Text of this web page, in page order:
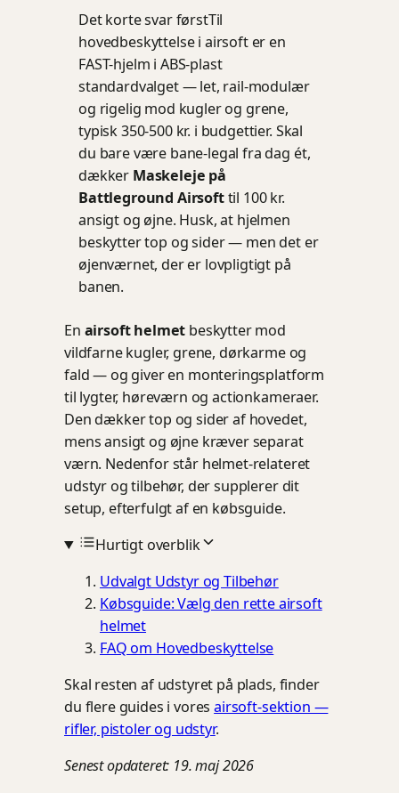
Det korte svar førstTil
hovedbeskyttelse i airsoft er en
FAST-hjelm i ABS-plast
standardvalget — let, rail-modulær
og rigelig mod kugler og grene,
typisk 350-500 kr. i budgettier. Skal
du bare være bane-legal fra dag ét,
dækker Maskeleje på
Battleground Airsofttil 100 kr.
ansigt og øjne. Husk, at hjelmen
beskytter top og sider — men det er
øjenværnet, der er lovpligtigt på
banen.
En airsoft helmet beskytter mod
vildfarne kugler, grene, dørkarme og
fald — og giver en monteringsplatform
til lygter, høreværn og actionkameraer.
Den dækker top og sider af hovedet,
mens ansigt og øjne kræver separat
værn. Nedenfor står helmet-relateret
udstyr og tilbehør, der supplerer dit
setup, efterfulgt af en købsguide.
Hurtigt overblik
Udvalgt Udstyr og Tilbehør
Købsguide: Vælg den rette airsoft
helmet
FAQ om Hovedbeskyttelse
Skal resten af udstyret på plads, finder
du flere guides i voresairsoft-sektion —
rifler, pistoler og udstyr.
Senest opdateret: 19. maj 2026